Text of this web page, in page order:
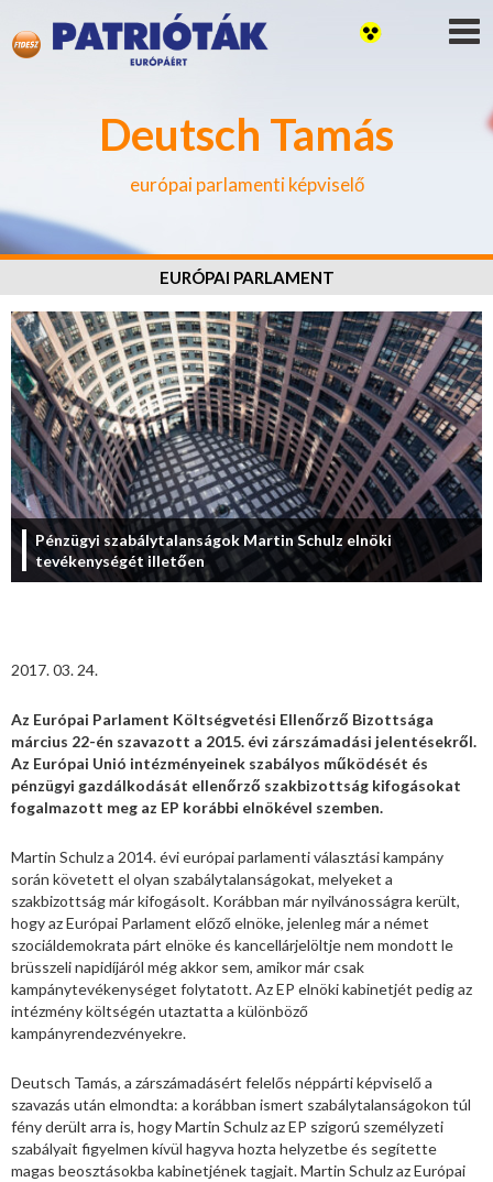
Deutsch Tamás
európai parlamenti képviselő
EURÓPAI PARLAMENT
Pénzügyi szabálytalanságok Martin Schulz elnöki
tevékenységét illetően
2017. 03. 24.
Az Európai Parlament Költségvetési Ellenőrző Bizottsága
március 22-én szavazott a 2015. évi zárszámadási jelentésekről.
Az Európai Unió intézményeinek szabályos működését és
pénzügyi gazdálkodását ellenőrző szakbizottság kifogásokat
fogalmazott meg az EP korábbi elnökével szemben.
Martin Schulz a 2014. évi európai parlamenti választási kampány
során követett el olyan szabálytalanságokat, melyeket a
szakbizottság már kifogásolt. Korábban már nyilvánosságra került,
hogy az Európai Parlament előző elnöke, jelenleg már a német
szociáldemokrata párt elnöke és kancellárjelöltje nem mondott le
brüsszeli napidíjáról még akkor sem, amikor már csak
kampánytevékenységet folytatott. Az EP elnöki kabinetjét pedig az
intézmény költségén utaztatta a különböző
kampányrendezvényekre.
Deutsch Tamás, a zárszámadásért felelős néppárti képviselő a
szavazás után elmondta: a korábban ismert szabálytalanságokon túl
fény derült arra is, hogy Martin Schulz az EP szigorú személyzeti
szabályait figyelmen kívül hagyva hozta helyzetbe és segítette
magas beosztásokba kabinetjének tagjait. Martin Schulz az Európai